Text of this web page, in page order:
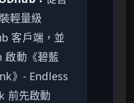
輕量級
客戶端，並
啟動《碧藍
》- Endless
前先啟動